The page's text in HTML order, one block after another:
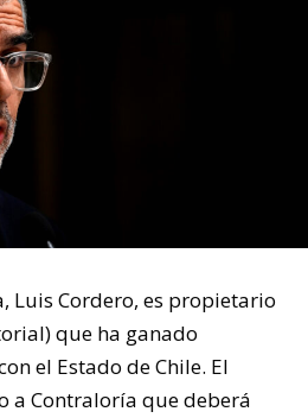
Luis Cordero, es propietario
que ha ganado
el Estado de Chile. El
a Contraloría que deberá